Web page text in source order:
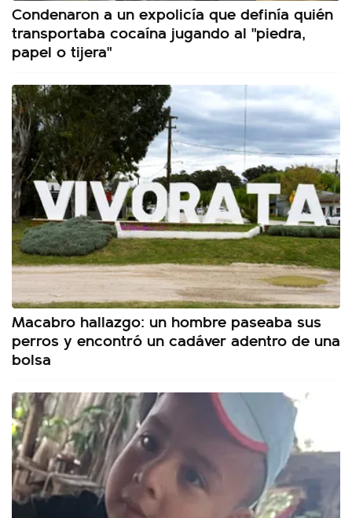
Condenaron a un expolicía que definía quién
transportaba cocaína jugando al "piedra,
papel o tijera"
Macabro hallazgo: un hombre paseaba sus
perros y encontró un cadáver adentro de una
bolsa